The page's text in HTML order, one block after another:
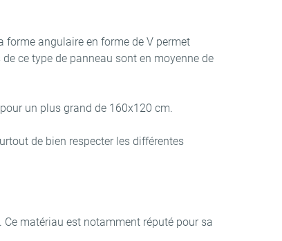
forme angulaire en forme de V permet
ce type de panneau sont en moyenne de
un plus grand de 160x120 cm.
de bien respecter les différentes
. Ce matériau est notamment réputé pour sa